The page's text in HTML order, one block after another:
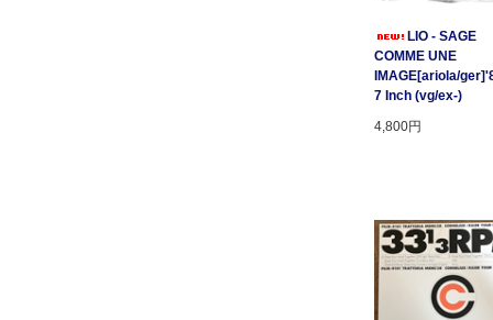
LIO - SAGE
COMME UNE
IMAGE[ariola/
7 Inch (vg/ex-)
4,800円